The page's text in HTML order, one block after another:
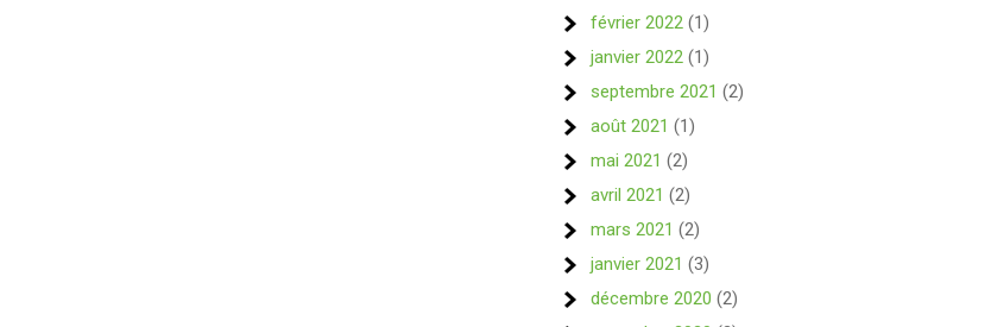
février 2022 (1)
janvier 2022 (1)
septembre 2021 (2)
août 2021 (1)
mai 2021 (2)
avril 2021 (2)
mars 2021 (2)
janvier 2021 (3)
décembre 2020 (2)